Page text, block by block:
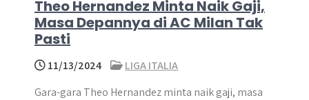
Theo Hernandez Minta Naik Gaji,
Masa Depannya di AC Milan Tak
Pasti
11/13/2024
LIGA ITALIA
Gara-gara Theo Hernandez minta naik gaji, masa